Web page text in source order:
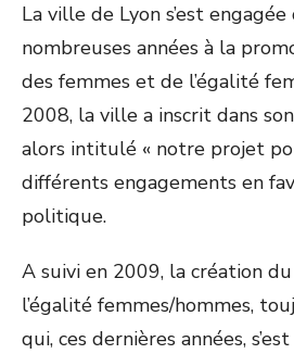
La ville de Lyon s’est
nombreuses années à la
des femmes et de l’égalité
2008, la ville a inscrit dans
alors intitulé « notre projet
différents engagements en
politique.
A suivi en 2009, la création
l’égalité femmes/hommes,
qui, ces dernières années,